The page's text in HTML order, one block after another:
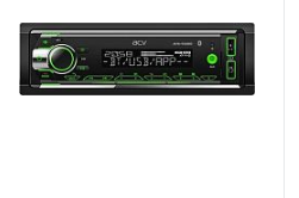
В избранное